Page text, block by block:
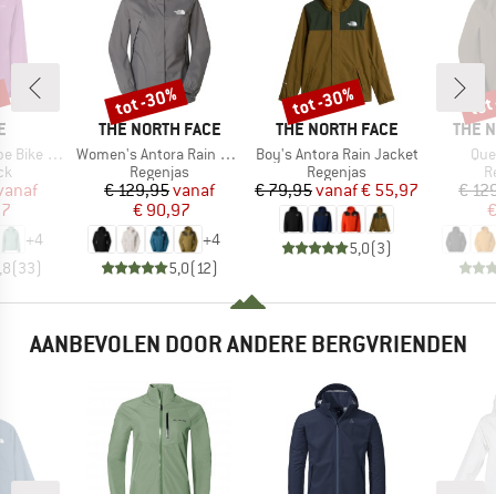
Jacket
prijs
+4
(33)
MERK
THE NORTH FACE
Artikel
Women's Antora Rain Jacket
Productgroep
Regenjas
Prijs
€ 129,95Verlaagde prijs
vanaf
€ 90,97
+4
5,0(12)
Korting
tot -30%
MERK
THE NORTH FACE
Artikel
Boy's Antora Rain Jacket
Productgroep
Regenjas
Prijs
€ 79,95 Verlaagde prijs
vanaf€ 55,97
5,0(3)
Korting
tot -30%
MERK
THE
€
AANBEVOLEN DOOR ANDERE BERGVRIENDEN